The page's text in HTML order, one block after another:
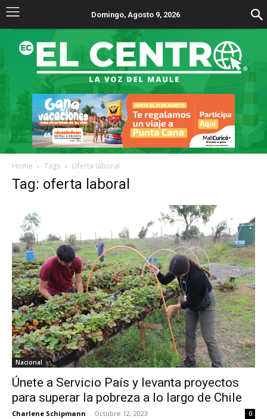
Domingo, Agosto 9, 2026
Home Tags Oferta laboral
Tag: oferta laboral
Nacional
Únete a Servicio País y levanta proyectos
para superar la pobreza a lo largo de Chile
Charlene Schipmann - Octubre 12, 2023 0